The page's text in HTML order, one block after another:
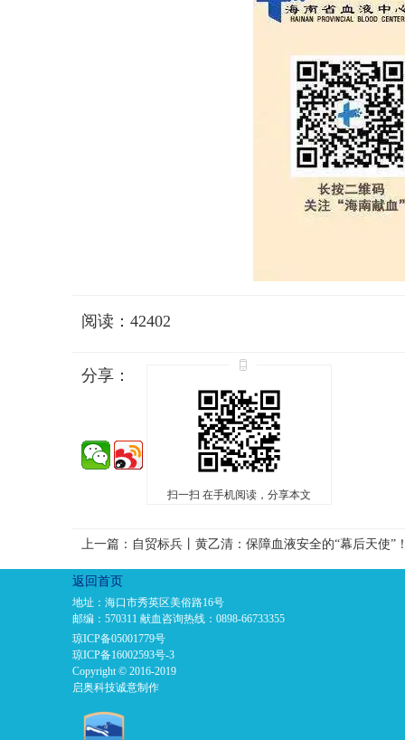
阅读：42402
分享：
扫一扫 在手机阅读，分享本文
上一篇：自贸标兵丨黄乙清：保障血液安全的“幕后天使”
返回首页
地址：海口市秀英区美俗路16号
邮编：570311 献血咨询热线：0898-66733355
琼ICP备05001779号
琼ICP备16002593号-3
Copyright © 2016-2019
启奥科技诚意制作